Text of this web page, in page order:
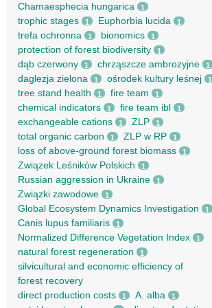
Chamaesphecia hungarica 1
trophic stages 1 Euphorbia lucida 1
trefa ochronna 1 bionomics 1
protection of forest biodiversity 1
dąb czerwony 1 chrząszcze ambrozyjne 1
daglezja zielona 1 ośrodek kultury leśnej 1
tree stand health 1 fire team 1
chemical indicators 1 fire team ibl 1
exchangeable cations 1 ZLP 1
total organic carbon 1 ZLP w RP 1
loss of above-ground forest biomass 1
Związek Leśników Polskich 1
Russian aggression in Ukraine 1
Związki zawodowe 1
Global Ecosystem Dynamics Investigation 1
Canis lupus familiaris 1
Normalized Difference Vegetation Index 1
natural forest regeneration 1
silvicultural and economic efficiency of
forest recovery
direct production costs 1 A. alba 1